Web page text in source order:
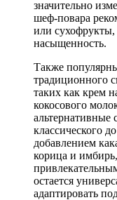
значительно
шеф-повара
или сухофрукты,
насыщенность.
Также
традиционного
таких как крем
кокосового
классического
добавлением
корица и
остается
адаптировать